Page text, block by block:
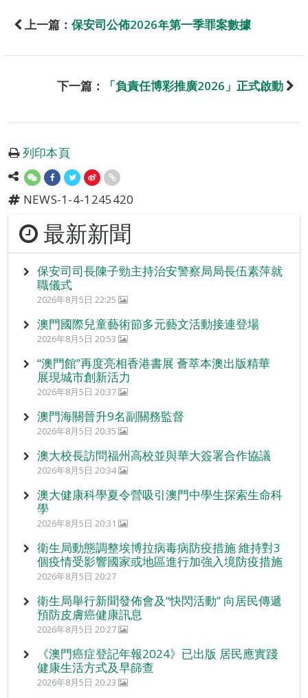
上一篇： 保安司公佈2026年第一季罪案數據
下一篇： 「負責任博彩推廣2026」正式啟動
列印本頁
NEWS-1-4-1245420
最新新聞
保安司司長陳子勁主持治安警察局局長伍素萍就
職儀式
2026年8月5日 22:25
澳門國際兒童藝術節多元藝文活動接連登場
2026年8月5日 20:53
“澳門館”再度亮相香港書展 薈萃本澳出版精華
展現城市創新活力
2026年8月5日 20:37
澳門海關晉升9名副關務監督
2026年8月5日 20:35
澳大校長訪問福州高校並與華大簽署合作協議
2026年8月5日 20:34
澳大健康科學夏令營吸引澳門中學生探索生命科
學
2026年8月5日 20:31
衛生局動態調整埃博拉病毒病防疫措施 維持對3
個疫情受影響國家或地區進行加強入境防疫措施
2026年8月5日 20:27
衛生局舉行新聞發佈會及“快閃活動” 向居民傳遞
預防皮膚癌健康訊息
2026年8月5日 20:27
《澳門癌症登記年報2024》已出版 居民應實踐
健康生活方式及早篩查
2026年8月5日 20:23